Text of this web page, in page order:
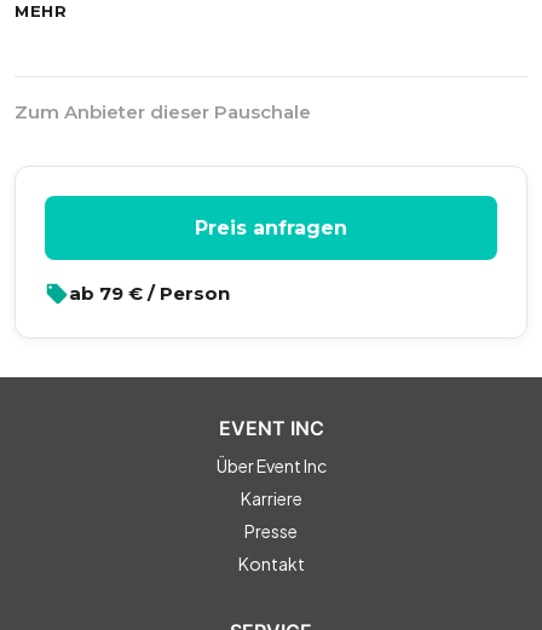
MEHR
Zum Anbieter dieser Pauschale
Preis anfragen
ab 79 € / Person
EVENT INC
Über Event Inc
Karriere
Presse
Kontakt